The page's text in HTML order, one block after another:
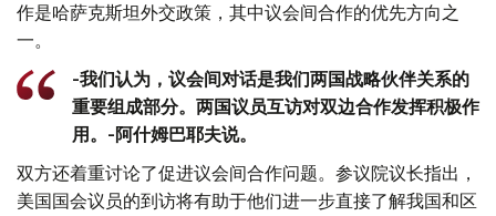
作是哈萨克斯坦外交政策，其中议会间合作的优先方向之
一。
-我们认为，议会间对话是我们两国战略伙伴关系的
重要组成部分。两国议员互访对双边合作发挥积极作
用。-阿什姆巴耶夫说。
双方还着重讨论了促进议会间合作问题。参议院议长指出，
美国国会议员的到访将有助于他们进一步直接了解我国和区